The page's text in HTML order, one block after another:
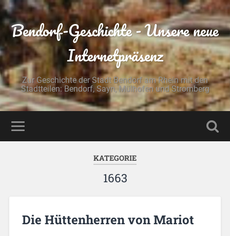
Bendorf-Geschichte - Unsere neue
Internetpräsenz
Zur Geschichte der Stadt Bendorf am Rhein mit den
Stadtteilen: Bendorf, Sayn, Mülhofen und Stromberg
KATEGORIE
1663
Die Hüttenherren von Mariot